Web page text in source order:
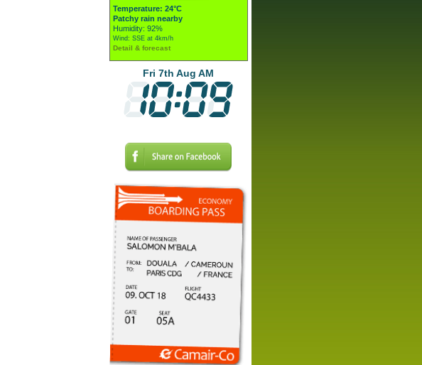
Temperature: 24°C
Patchy rain nearby
Humidity: 92%
Wind: SSE at 4km/h
Detail & forecast
Fri 7th Aug AM